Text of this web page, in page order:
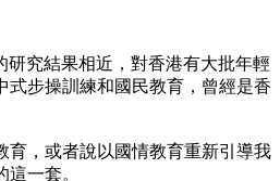
究結果相近，對香港有大批年輕
步操訓練和國民教育，曾經是香
育，或者說以國情教育重新引導我
一套。